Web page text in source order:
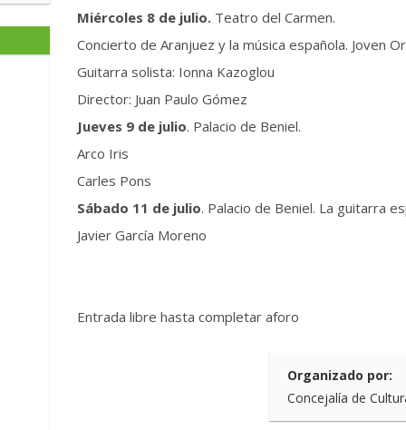
Miércoles 8 de julio. Teatro del Carmen.
Concierto de Aranjuez y la música española. Joven
Guitarra solista: Ionna Kazoglou
Director: Juan Paulo Gómez
Jueves 9 de julio. Palacio de Beniel.
Arco Iris
Carles Pons
Sábado 11 de julio. Palacio de Beniel. La guitarra
Javier García Moreno
Entrada libre hasta completar aforo
Organizado por:
Concejalía de